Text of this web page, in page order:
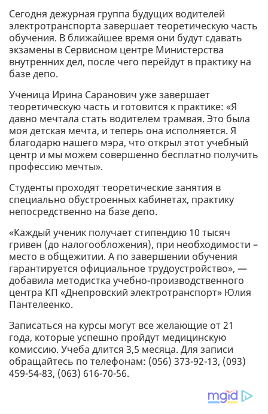
Сегодня дежурная группа будущих водителей
электротранспорта завершает теоретическую часть
обучения. В ближайшее время они будут сдавать
экзамены в Сервисном центре Министерства
внутренних дел, после чего перейдут в практику на
базе депо.
Ученица Ирина Саранович уже завершает
теоретическую часть и готовится к практике: «Я
давно мечтала стать водителем трамвая. Это была
моя детская мечта, и теперь она исполняется. Я
благодарю нашего мэра, что открыл этот учебный
центр и мы можем совершенно бесплатно получить
профессию мечты».
Студенты проходят теоретические занятия в
специально обустроенных кабинетах, практику
непосредственно на базе депо.
«Каждый ученик получает стипендию 10 тысяч
гривен (до налогообложения), при необходимости –
место в общежитии. А по завершении обучения
гарантируется официальное трудоустройство», —
добавила методистка учебно-производственного
центра КП «Днепровский электротранспорт» Юлия
Пантелеенко.
Записаться на курсы могут все желающие от 21
года, которые успешно пройдут медицинскую
комиссию. Учеба длится 3,5 месяца. Для записи
обращайтесь по телефонам: (056) 373-92-13, (093)
459-54-83, (063) 616-70-56.